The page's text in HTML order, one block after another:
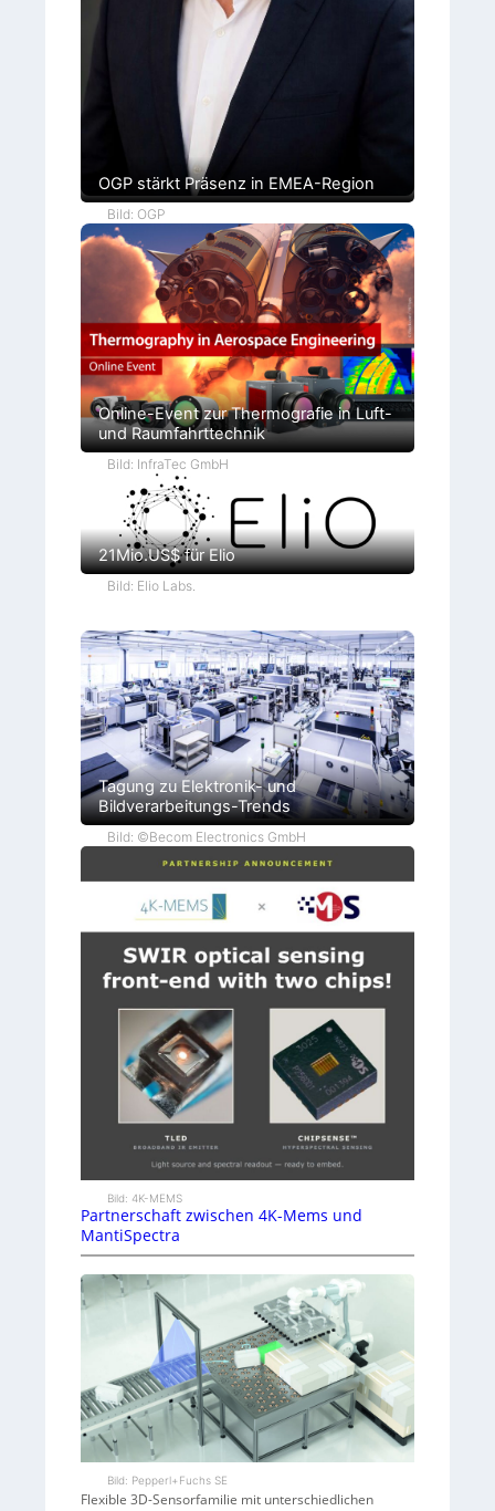
OGP stärkt Präsenz in EMEA-Region
Bild: OGP
Online-Event zur Thermografie in Luft-
und Raumfahrttechnik
Bild: InfraTec GmbH
21Mio.US$ für Elio
Bild: Elio Labs.
Tagung zu Elektronik- und
Bildverarbeitungs-Trends
Bild: ©Becom Electronics GmbH
Bild: 4K-MEMS
Partnerschaft zwischen 4K-Mems und
MantiSpectra
Bild: Pepperl+Fuchs SE
Flexible 3D-Sensorfamilie mit unterschiedlichen